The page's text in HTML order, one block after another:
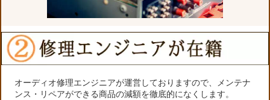
オーディオ修理エンジニアが運営しておりますので、メンテナ
ンス・リペアができる商品の減額を徹底的になくします。